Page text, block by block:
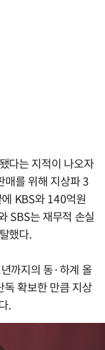
다는 지적이 나오자
매를 위해 지상파 3
KBS와 140억원
SBS는 재무적 손실
했다.
까지의 동·하계 올
확보한 만큼 지상
.